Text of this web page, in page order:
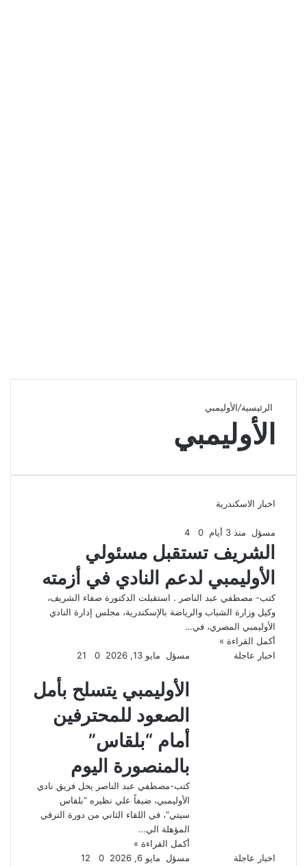
الرئيسية/الأوليمبي
الأوليمبي
اخبار الاسكندرية
مسؤل منذ 3 أيام 0
الشريف تستقبل مسئولي
الأوليمبي لدعم النادي في أزمته
كتب- مصطفي عبد الناصر . استقبلت الدكتورة صفاء الشريف،
وكيل وزارة الشباب والرياضة بالإسكندرية، مجلس إدارة النادي
الأوليمبي المصري، في…
أكمل القراءة »
اخبار عاجلة
مسؤل مايو 13, 2026 0
الأوليمبي يتسلح بأمل
الصعود للمحترفين
أمام “بلقاس”
بالمنصورة اليوم
كتب-مصطفي عبد الناصر يحل فريق نادي
الأوليمبي، ضيفاً علي نظيره “بلقاس
سيتي”، في اللقاء الثاني من دورة الترقي
المؤهلة الي…
أكمل القراءة »
اخبار عاجلة
مسؤل مايو 6, 2026 0